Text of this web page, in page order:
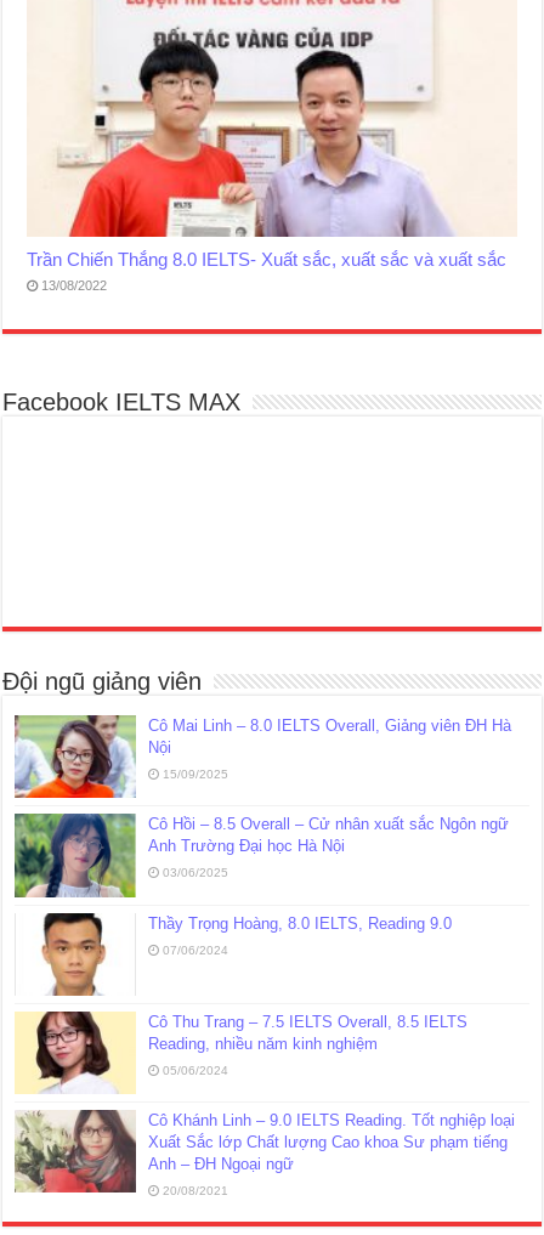
Trần Chiến Thắng 8.0 IELTS- Xuất sắc, xuất sắc và xuất sắc
13/08/2022
Facebook IELTS MAX
Đội ngũ giảng viên
Cô Mai Linh – 8.0 IELTS Overall, Giảng viên ĐH Hà
Nội
15/09/2025
Cô Hồi – 8.5 Overall – Cử nhân xuất sắc Ngôn ngữ
Anh Trường Đại học Hà Nội
03/06/2025
Thầy Trọng Hoàng, 8.0 IELTS, Reading 9.0
07/06/2024
Cô Thu Trang – 7.5 IELTS Overall, 8.5 IELTS
Reading, nhiều năm kinh nghiệm
05/06/2024
Cô Khánh Linh – 9.0 IELTS Reading. Tốt nghiệp loại
Xuất Sắc lớp Chất lượng Cao khoa Sư phạm tiếng
Anh – ĐH Ngoại ngữ
20/08/2021